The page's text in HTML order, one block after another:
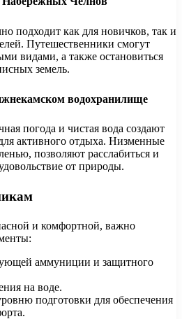
подходит как для новичков, так и
Путешественники смогут
видами, а также остановиться
земель.
водохранилище
погода и чистая вода создают
активного отдыха. Низменные
позволяют расслабиться и
от природы.
и комфортной, важно
аммуниции и защитного
на воде.
подготовки для обеспечения